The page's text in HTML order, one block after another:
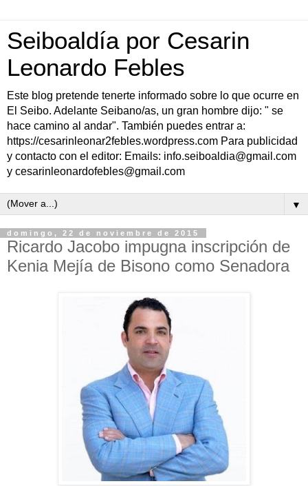
Seiboaldía por Cesarin
Leonardo Febles
Este blog pretende tenerte informado sobre lo que ocurre en
El Seibo. Adelante Seibano/as, un gran hombre dijo: " se
hace camino al andar". También puedes entrar a:
https://cesarinleonar2febles.wordpress.com Para publicidad
y contacto con el editor: Emails: info.seiboaldia@gmail.com
y cesarinleonardofebles@gmail.com
▼
domingo, 22 de noviembre de 2015
Ricardo Jacobo impugna inscripción de
Kenia Mejía de Bisono como Senadora